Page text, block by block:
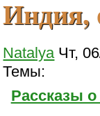
Индия,
Natalya Чт,
Темы:
Рассказы